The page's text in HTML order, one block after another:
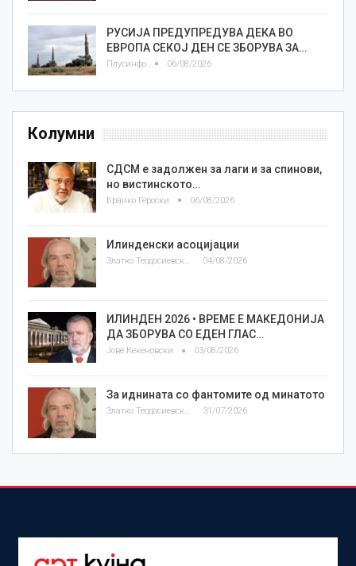
РУСИЈА ПРЕДУПРЕДУВА ДЕКА ВО
ЕВРОПА СЕКОЈ ДЕН СЕ ЗБОРУВА ЗА…
Плусинфо 06/08/2026
Колумни
СДСМ е задолжен за лаги и за спинови,
но вистинското…
Бранко Героски 06/08/2026
Илинденски асоцијации
Златко Теодосиевски 04/08/2026
ИЛИНДЕН 2026 • ВРЕМЕ Е МАКЕДОНИЈА
ДА ЗБОРУВА СО ЕДЕН ГЛАС…
Јове Кекеновски 03/08/2026
За иднината со фантомите од минатото
Златко Теодосиевски 31/07/2026